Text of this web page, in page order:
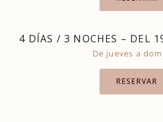
4 DÍAS / 3 NOCHES – DEL
De jueves a
RESERVAR